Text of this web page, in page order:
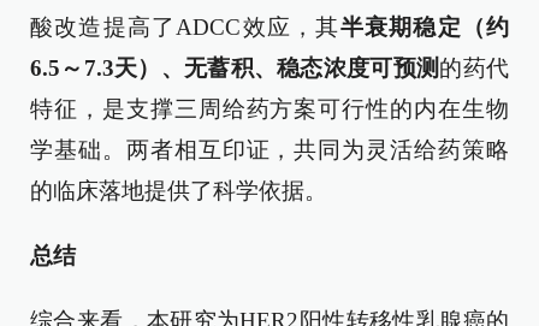
酸改造提高了ADCC效应，其半衰期稳定（约
6.5～7.3天）、无蓄积、稳态浓度可预测的药代
特征，是支撑三周给药方案可行性的内在生物
学基础。两者相互印证，共同为灵活给药策略
的临床落地提供了科学依据。
总结
综合来看，本研究为HER2阳性转移性乳腺癌的